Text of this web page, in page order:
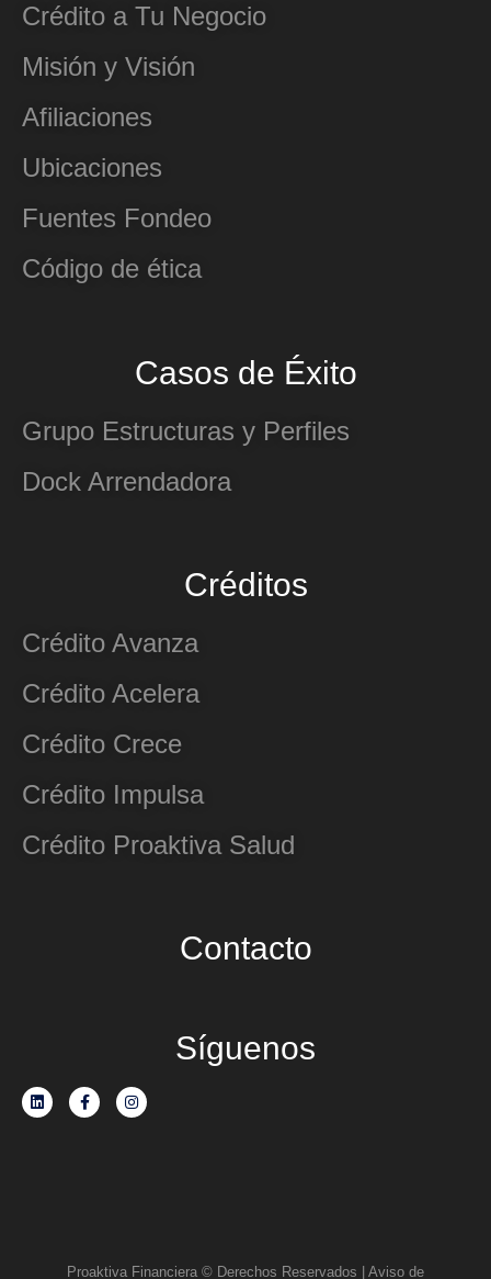
Crédito a Tu Negocio
Misión y Visión
Afiliaciones
Ubicaciones
Fuentes Fondeo
Código de ética
Casos de Éxito
Grupo Estructuras y Perfiles
Dock Arrendadora
Créditos
Crédito Avanza
Crédito Acelera
Crédito Crece
Crédito Impulsa
Crédito Proaktiva Salud
Contacto
Síguenos
Proaktiva Financiera © Derechos Reservados | Aviso de